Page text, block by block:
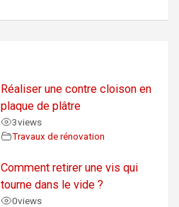
Réaliser une contre cloison en
plaque de plâtre
3views
Travaux de rénovation
Comment retirer une vis qui
tourne dans le vide ?
0views